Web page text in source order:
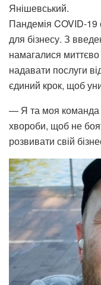
Янішевський.
Пандемія COVID-
для бізнесу. З
намагалися
надавати послуги
єдиний крок, щоб
— Я та моя команда
хвороби, щоб не
розвивати свій